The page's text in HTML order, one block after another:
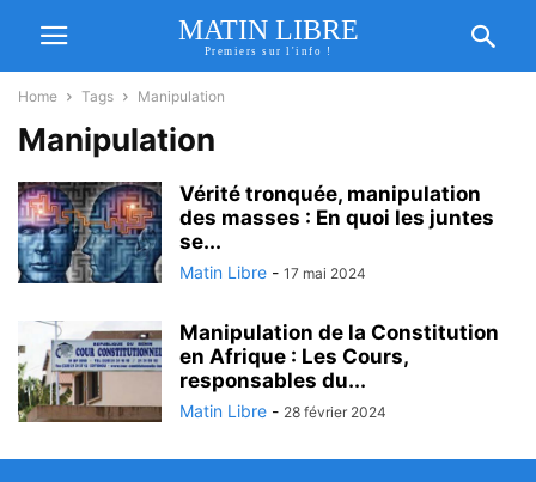
MATIN LIBRE
Premiers sur l'info !
Home Tags Manipulation
Manipulation
Vérité tronquée, manipulation
des masses : En quoi les juntes
se...
Matin Libre - 17 mai 2024
Manipulation de la Constitution
en Afrique : Les Cours,
responsables du...
Matin Libre - 28 février 2024